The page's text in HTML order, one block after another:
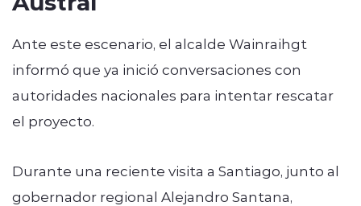
Ante este escenario, el alcalde Wainraihgt
informó que ya inició conversaciones con
autoridades nacionales para intentar rescatar
el proyecto.
Durante una reciente visita a Santiago, junto al
gobernador regional Alejandro Santana,